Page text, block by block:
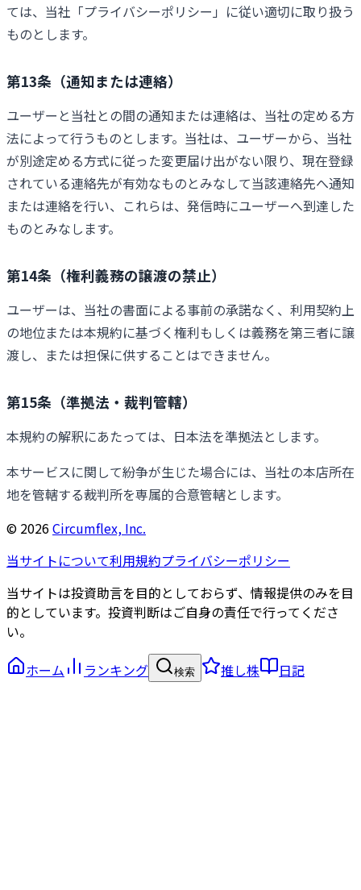
ては、当社「プライバシーポリシー」に従い適切に取り扱う
ものとします。
第13条（通知または連絡）
ユーザーと当社との間の通知または連絡は、当社の定める方
法によって行うものとします。当社は、ユーザーから、当社
が別途定める方式に従った変更届け出がない限り、現在登録
されている連絡先が有効なものとみなして当該連絡先へ通知
または連絡を行い、これらは、発信時にユーザーへ到達した
ものとみなします。
第14条（権利義務の譲渡の禁止）
ユーザーは、当社の書面による事前の承諾なく、利用契約上
の地位または本規約に基づく権利もしくは義務を第三者に譲
渡し、または担保に供することはできません。
第15条（準拠法・裁判管轄）
本規約の解釈にあたっては、日本法を準拠法とします。
本サービスに関して紛争が生じた場合には、当社の本店所在
地を管轄する裁判所を専属的合意管轄とします。
© 2026Circumflex, Inc.
当サイトについて利用規約プライバシーポリシー
当サイトは投資助言を目的としておらず、情報提供のみを目
的としています。投資判断はご自身の責任で行ってくださ
い。
ホーム
ランキング 検索 推し株 日記